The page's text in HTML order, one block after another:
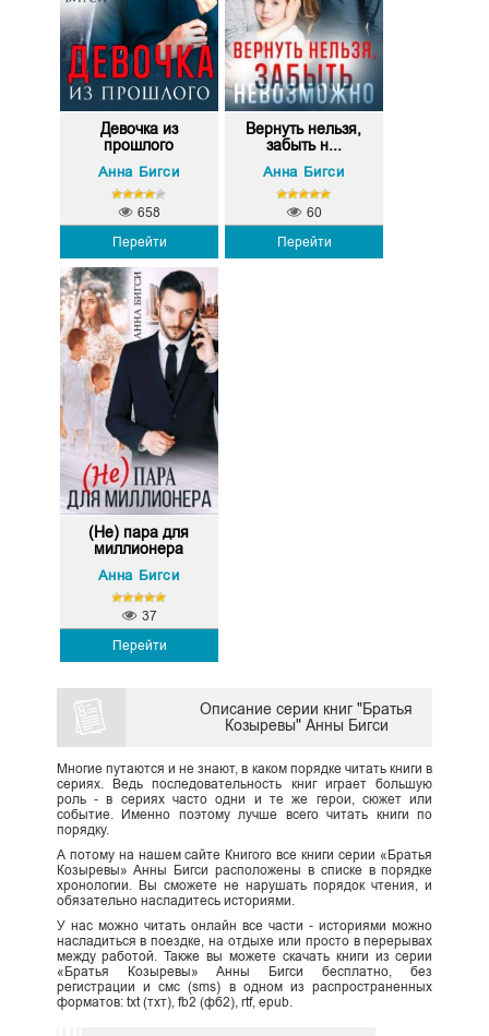
Девочка из
прошлого
Анна Бигси
Перейти
658
Вернуть нельзя,
забыть н...
Анна Бигси
Перейти
60
(Не) пара для
миллионера
Анна Бигси
Перейти
37
Описание серии книг "Братья
Козыревы" Анны Бигси
Многие путаются и не знают, в каком порядке читать книги в
сериях. Ведь последовательность книг играет большую
роль - в сериях часто одни и те же герои, сюжет или
событие. Именно поэтому лучше всего читать книги по
порядку.
А потому на нашем сайте Книгого все книги серии «Братья
Козыревы» Анны Бигси расположены в списке в порядке
хронологии. Вы сможете не нарушать порядок чтения, и
обязательно насладитесь историями.
У нас можно читать онлайн все части - историями можно
насладиться в поездке, на отдыхе или просто в перерывах
между работой. Также вы можете скачать книги из серии
«Братья Козыревы» Анны Бигси бесплатно, без
регистрации и смс (sms) в одном из распространенных
форматов: txt (тхт), fb2 (фб2), rtf, epub.